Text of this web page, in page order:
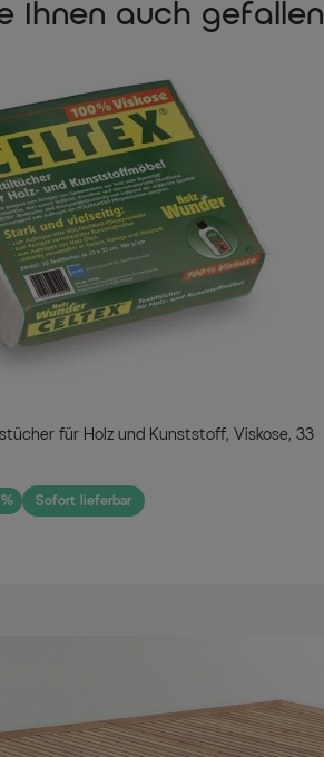
Ihnen auch gefallen
für Holz und Kunststoff, Viskose, 33
Sofort lieferbar